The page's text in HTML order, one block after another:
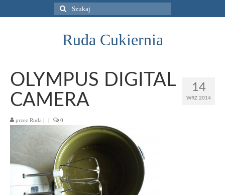
Szuklaj
w:
Ruda Cukiernia
14
WRZ 2014
OLYMPUS DIGITAL
CAMERA
przez Ruda | | 0